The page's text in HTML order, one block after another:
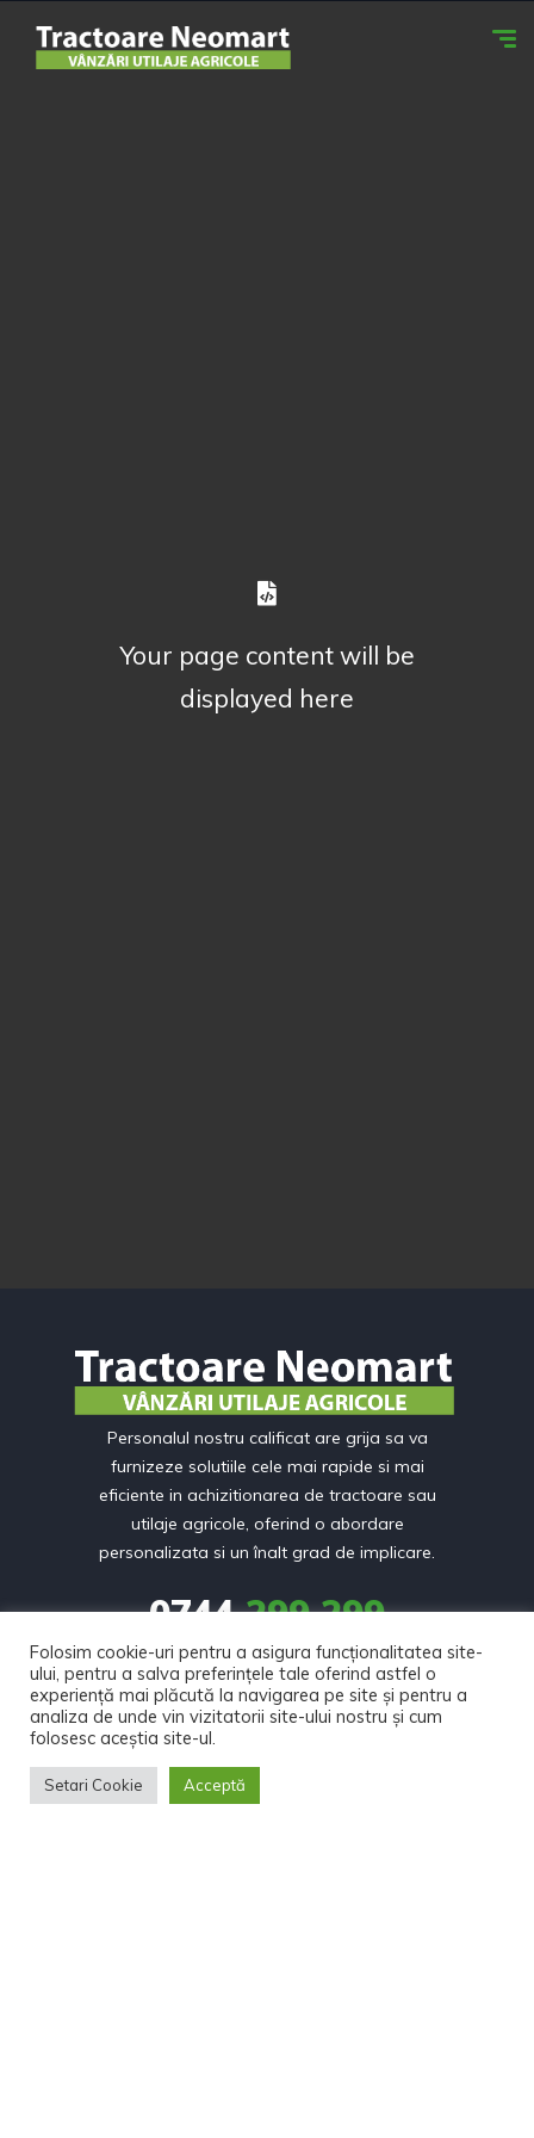
Your page content will be
displayed here
Personalul nostru calificat are grija sa va
furnizeze solutiile cele mai rapide si mai
eficiente in achizitionarea de tractoare sau
utilaje agricole, oferind o abordare
personalizata si un înalt grad de implicare.
0744299 299
contact@tractoare-neomart.ro
Loc. Ianca Nr. 11C
Folosim cookie-uri pentru a asigura funcționalitatea site-
ului, pentru a salva preferințele tale oferind astfel o
experiență mai plăcută la navigarea pe site și pentru a
analiza de unde vin vizitatorii site-ului nostru și cum
folosesc aceștia site-ul.
Setari Cookie Acceptă